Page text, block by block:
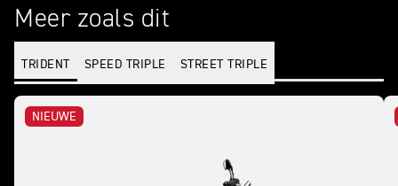
Meer zoals dit
TRIDENT SPEED TRIPLE STREET TRIPLE
NIEUWE